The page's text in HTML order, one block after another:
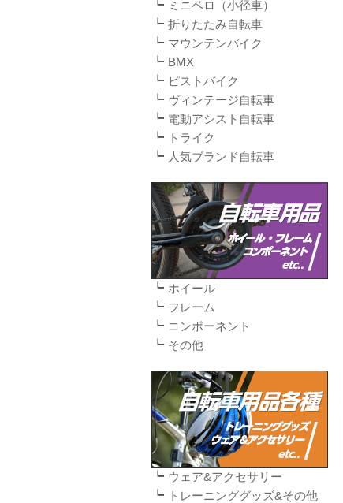
ミニベロ（小径車）
折りたたみ自転車
マウンテンバイク
BMX
ピストバイク
ヴィンテージ自転車
電動アシスト自転車
トライク
人気ブランド自転車
ホイール
フレーム
コンポーネント
その他
ウェア&アクセサリー
トレーニンググッズ&その他